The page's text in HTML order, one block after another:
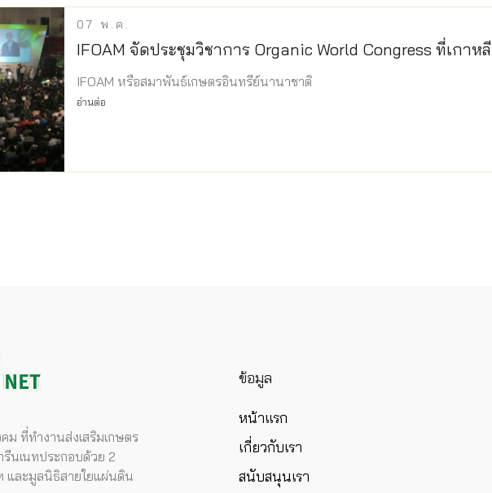
07 พ.ค.
IFOAM จัดประชุมวิชาการ Organic World Congress ที่เกาหลี
IFOAM หรือสมาพันธ์เกษตรอินทรีย์นานาชาติ
อ่านต่อ
ม ที่ทำงานส่งเสริมเกษตร
นเนทประกอบด้วย 2
ละมูลนิธิสายใยแผ่นดิน
ข้อมูล
หน้าแรก
เกี่ยวกับเรา
สนับสนุนเรา